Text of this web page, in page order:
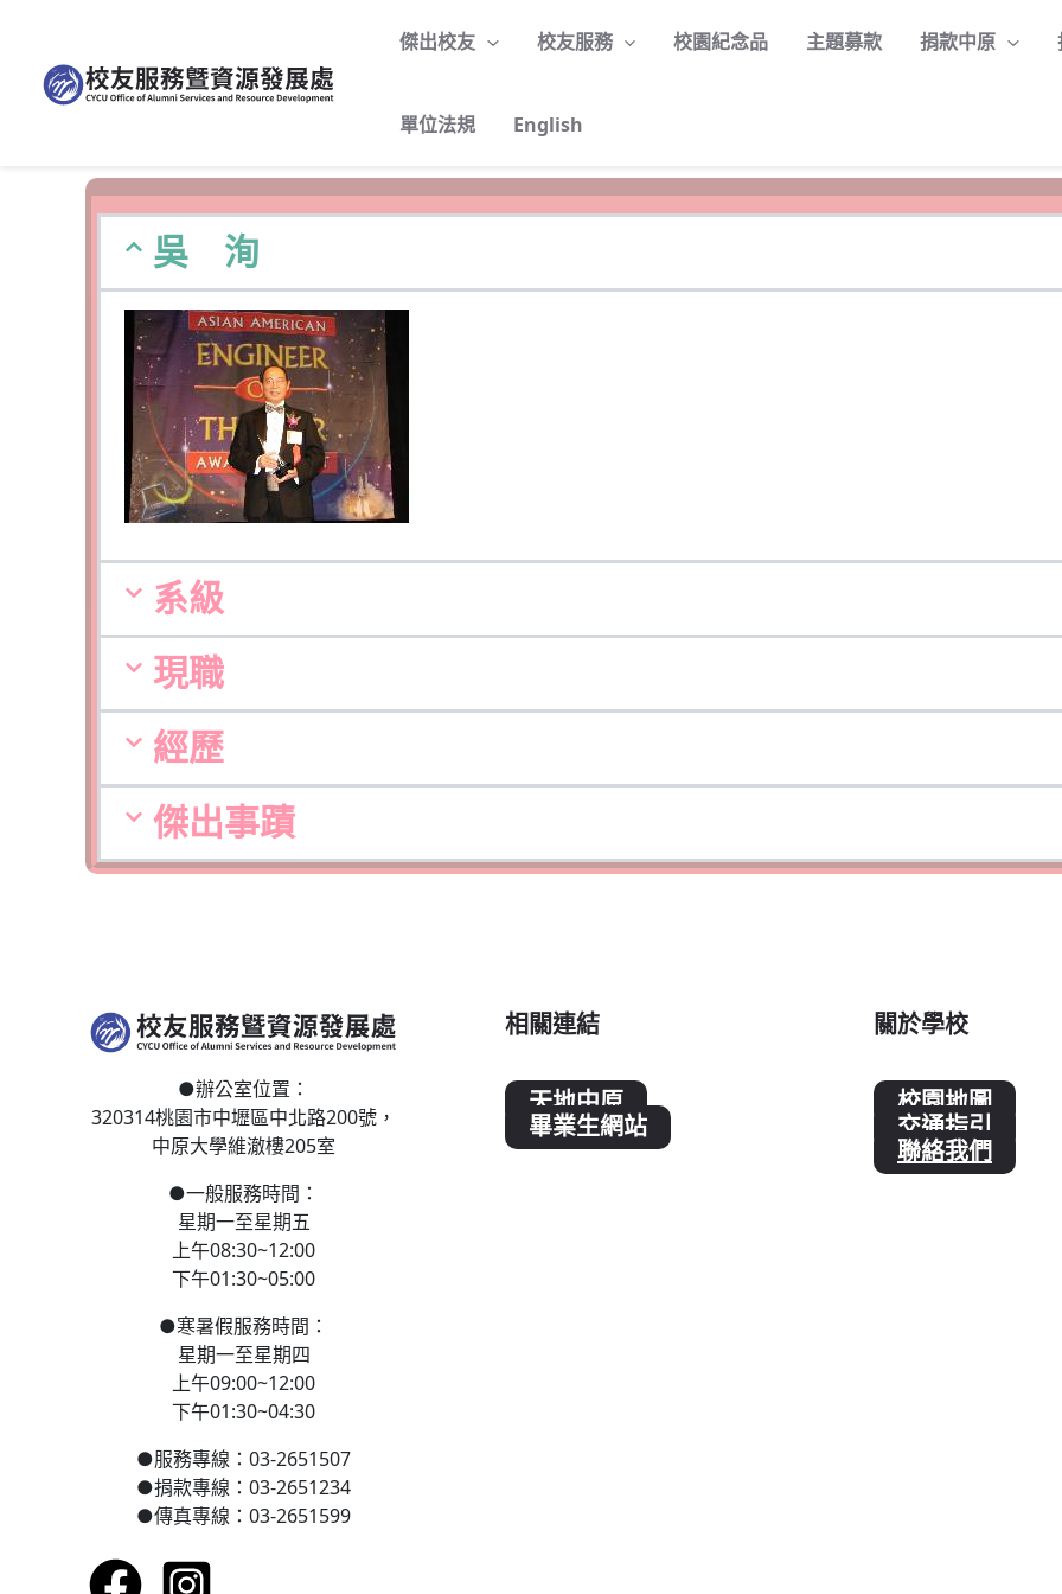
傑出校友 校友服務 校園紀念品 主題募款 捐款中原
單位法規 English
吳 洵
系級
現職
經歷
傑出事蹟
●辦公室位置：
320314桃園市中壢區中北路200號，
中原大學維澈樓205室
●一般服務時間：
星期一至星期五
上午08:30~12:00
下午01:30~05:00
●寒暑假服務時間：
星期一至星期四
上午09:00~12:00
下午01:30~04:30
●服務專線：03-2651507
●捐款專線：03-2651234
●傳真專線：03-2651599
相關連結
天地中原
畢業生網站
關於學校
校園地圖
交通指引
聯絡我們